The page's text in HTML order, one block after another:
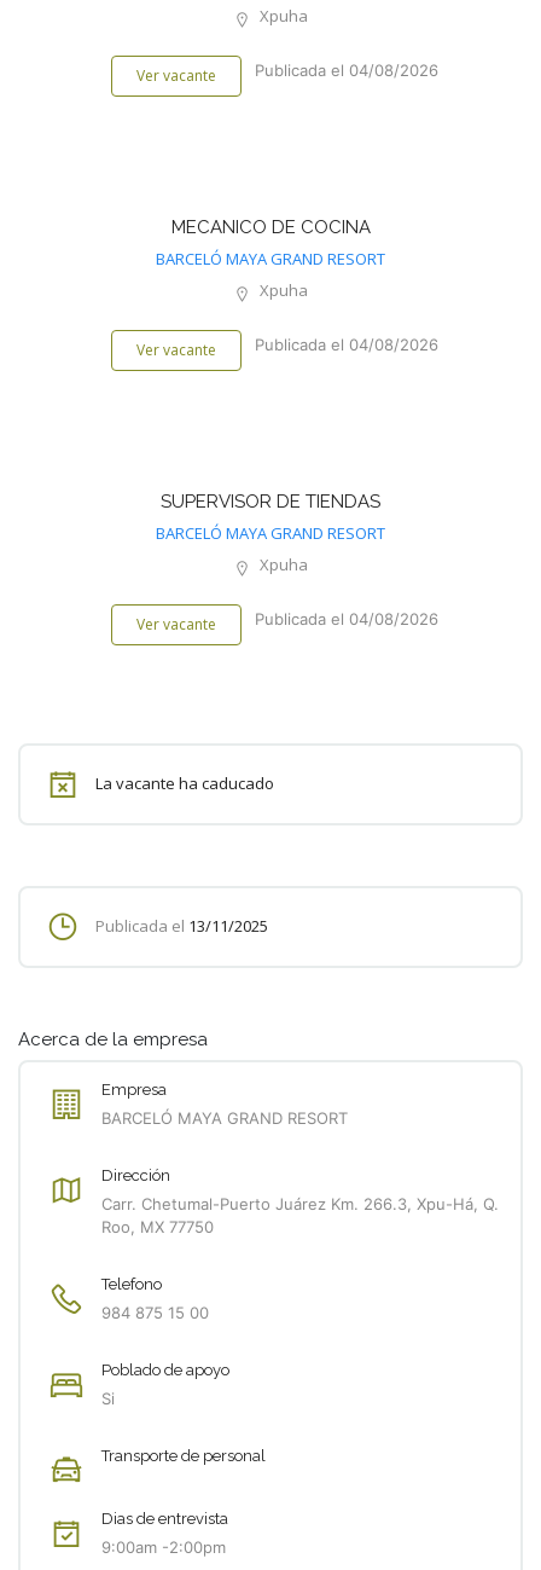
Xpuha
Ver vacante Publicada el 04/08/2026
MECANICO DE COCINA
BARCELÓ MAYA GRAND RESORT
Xpuha
Ver vacante Publicada el 04/08/2026
SUPERVISOR DE TIENDAS
BARCELÓ MAYA GRAND RESORT
Xpuha
Ver vacante Publicada el 04/08/2026
La vacante ha caducado
Publicada el 13/11/2025
Acerca de la empresa
Empresa
BARCELÓ MAYA GRAND RESORT
Dirección
Carr. Chetumal-Puerto Juárez Km. 266.3, Xpu-Há, Q.
Roo, MX 77750
Telefono
984 875 15 00
Poblado de apoyo
Si
Transporte de personal
Dias de entrevista
9:00am -2:00pm